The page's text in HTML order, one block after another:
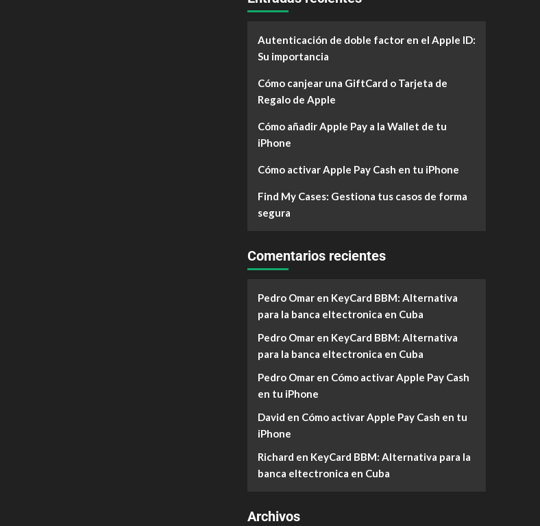
Autenticación de doble factor en el Apple ID:
Su importancia
Cómo canjear una GiftCard o Tarjeta de
Regalo de Apple
Cómo añadir Apple Pay a la Wallet de tu
iPhone
Cómo activar Apple Pay Cash en tu iPhone
Find My Cases: Gestiona tus casos de forma
segura
Comentarios recientes
Pedro Omaren KeyCard BBM: Alternativa
para la banca eltectronica en Cuba
Pedro Omaren KeyCard BBM: Alternativa
para la banca eltectronica en Cuba
Pedro Omaren Cómo activar Apple Pay Cash
en tu iPhone
David en Cómo activar Apple Pay Cash en tu
iPhone
Richard en KeyCard BBM: Alternativa para la
banca eltectronica en Cuba
Archivos